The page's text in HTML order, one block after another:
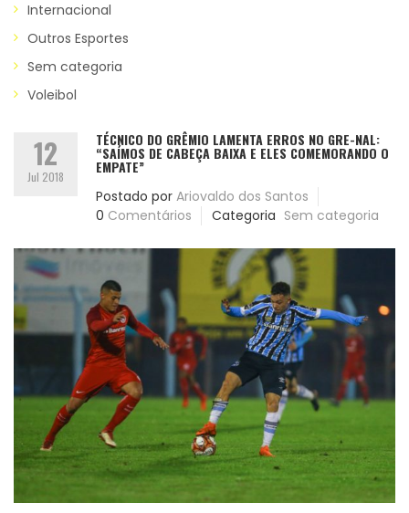
Internacional
Outros Esportes
Sem categoria
Voleibol
12
Jul 2018
TÉCNICO DO GRÊMIO LAMENTA ERROS NO GRE-NAL:
“SAÍMOS DE CABEÇA BAIXA E ELES COMEMORANDO O
EMPATE”
Postado por Ariovaldo dos Santos
0 Comentários Categoria Sem categoria